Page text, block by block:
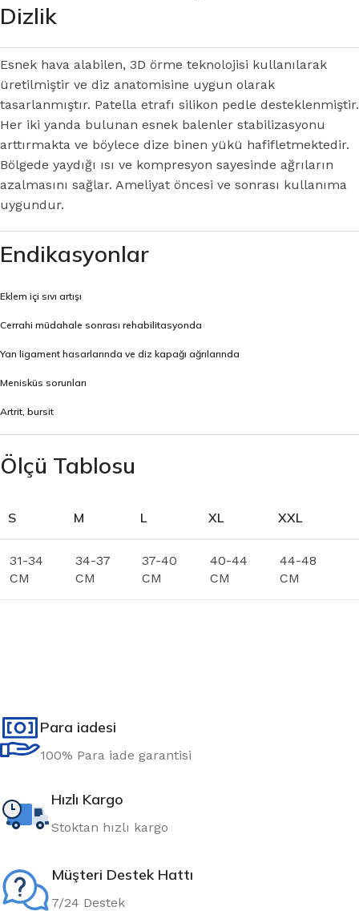
Dizlik
Esnek hava alabilen, 3D örme teknolojisi kullanılarak
üretilmiştir ve diz anatomisine uygun olarak
tasarlanmıştır. Patella etrafı silikon pedle desteklenmiştir.
Her iki yanda bulunan esnek balenler stabilizasyonu
arttırmakta ve böylece dize binen yükü hafifletmektedir.
Bölgede yaydığı ısı ve kompresyon sayesinde ağrıların
azalmasını sağlar. Ameliyat öncesi ve sonrası kullanıma
uygundur.
Endikasyonlar
Eklem içi sıvı artışı
Cerrahi müdahale sonrası rehabilitasyonda
Yan ligament hasarlarında ve diz kapağı ağrılarında
Menisküs sorunları
Artrit, bursit
Ölçü Tablosu
S M L XL XXL
31-34
CM
34-37
CM
37-40
CM
40-44
CM
44-48
CM
Para iadesi
100% Para iade garantisi
Hızlı Kargo
Stoktan hızlı kargo
Müşteri Destek Hattı
7/24 Destek